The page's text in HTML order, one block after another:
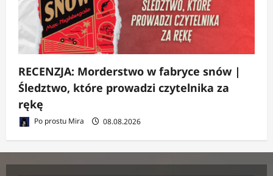
RECENZJA: Morderstwo w fabryce snów |
Śledztwo, które prowadzi czytelnika za
rękę
Po prostu Mira 08.08.2026